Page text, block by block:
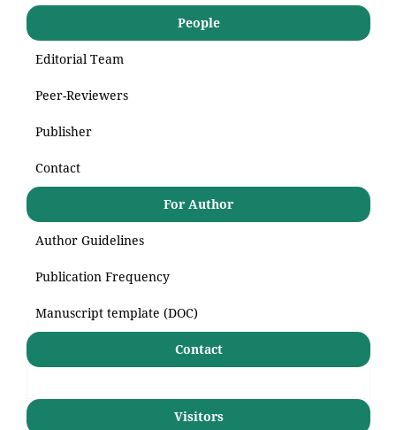
People
Editorial Team
Peer-Reviewers
Publisher
Contact
For Author
Author Guidelines
Publication Frequency
Manuscript template (DOC)
Contact
Visitors